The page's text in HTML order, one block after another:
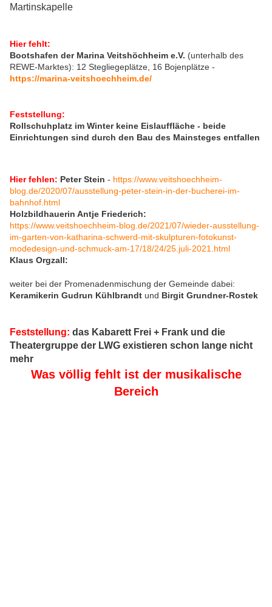
Martinskapelle
Hier fehlt:
Bootshafen der Marina Veitshöchheim e.V. (unterhalb des
REWE-Marktes): 12 Stegliegeplätze, 16 Bojenplätze -
https://marina-veitshoechheim.de/
Feststellung:
Rollschuhplatz im Winter keine Eislauffläche - beide
Einrichtungen sind durch den Bau des Mainsteges entfallen
Hier fehlen: Peter Stein - https://www.veitshoechheim-
blog.de/2020/07/ausstellung-peter-stein-in-der-bucherei-im-
bahnhof.html
Holzbildhauerin Antje Friederich:
https://www.veitshoechheim-blog.de/2021/07/wieder-ausstellung-
im-garten-von-katharina-schwerd-mit-skulpturen-fotokunst-
modedesign-und-schmuck-am-17/18/24/25.juli-2021.html
Klaus Orgzall:
weiter bei der Promenadenmischung der Gemeinde dabei:
Keramikerin Gudrun Kühlbrandt und Birgit Grundner-Rostek
Feststellung: das Kabarett Frei + Frank und die
Theatergruppe der LWG existieren schon lange nicht
mehr
Was völlig fehlt ist der musikalische
Bereich